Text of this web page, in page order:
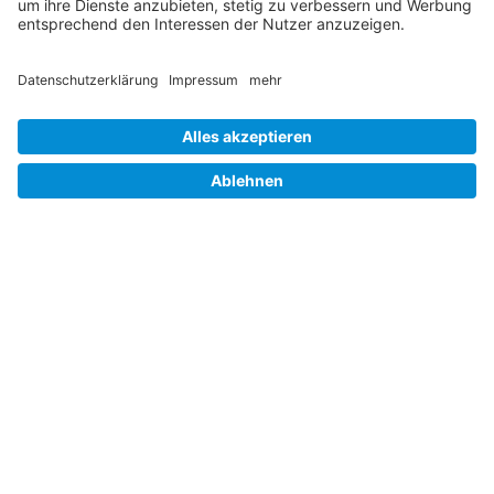
Cookie-Einstellungen
Barrierefreiheit